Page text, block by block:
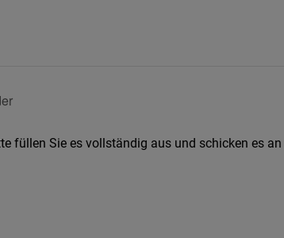
füllen Sie es vollständig aus und schicken es